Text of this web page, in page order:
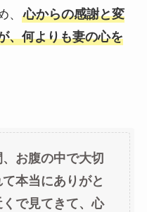
、
心からの感謝と変
、何よりも妻の心を
お腹の中で大切
本当にありがと
で見てきて、心